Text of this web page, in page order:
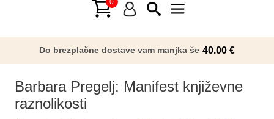
Menu
Do brezplačne dostave vam manjka še 40.00 €
Barbara Pregelj: Manifest književne
raznolikosti